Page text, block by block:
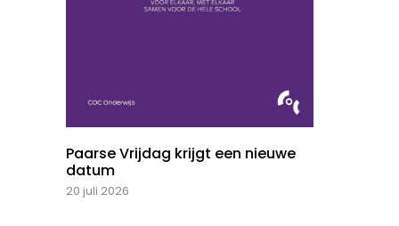
Paarse Vrijdag krijgt een nieuwe
datum
20 juli 2026